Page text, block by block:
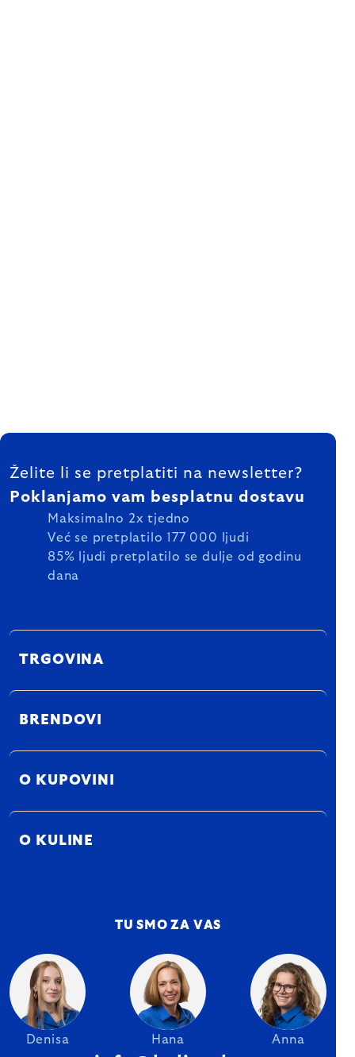
FOOTER
Želite li se pretplatiti na newsletter?
Poklanjamo vam besplatnu dostavu
Maksimalno 2x tjedno
Već se pretplatilo 177 000 ljudi
85% ljudi pretplatilo se dulje od godinu
dana
TRGOVINA
BRENDOVI
O KUPOVINI
O KULINE
TU SMO ZA VAS
Denisa Hana Anna